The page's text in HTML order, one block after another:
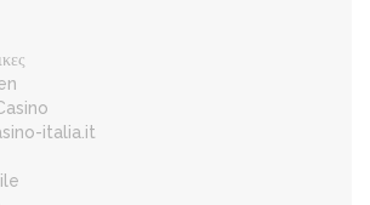
italia.it